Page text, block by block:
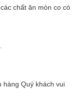
chất ăn mòn co có
hàng Quý khách vui